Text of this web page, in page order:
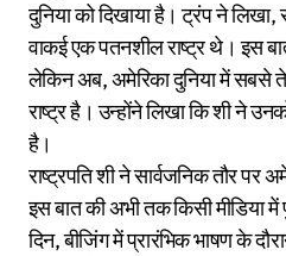
दुनिया को दिखाया है। ट्रंप ने
वाकई एक पतनशील राष्ट्र थे। इस
लेकिन अब, अमेरिका दुनिया में सबसे
राष्ट्र है। उन्होंने लिखा कि शी ने
है।
राष्ट्रपति शी ने सार्वजनिक तौर पर
इस बात की अभी तक किसी मीडिया में
दिन, बीजिंग में प्रारंभिक भाषण के